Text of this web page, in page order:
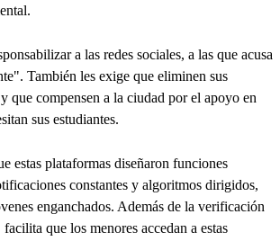
a las redes sociales, a las que acusa
También les exige que eliminen sus
que compensen a la ciudad por el apoyo en
sus estudiantes.
estas plataformas diseñaron funciones
constantes y algoritmos dirigidos,
enganchados. Además de la verificación
que los menores accedan a estas